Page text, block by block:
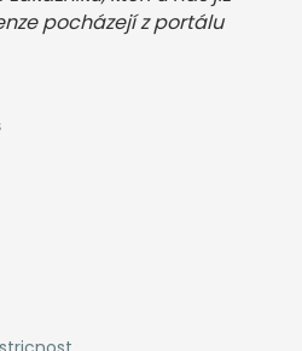
pocházejí z portálu